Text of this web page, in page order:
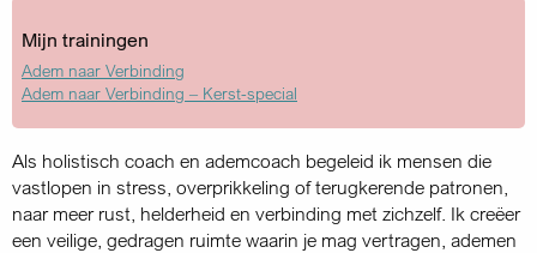
Mijn trainingen
Adem naar Verbinding
Adem naar Verbinding – Kerst-special
Als holistisch coach en ademcoach begeleid ik mensen die
vastlopen in stress, overprikkeling of terugkerende patronen,
naar meer rust, helderheid en verbinding met zichzelf. Ik creëer
een veilige, gedragen ruimte waarin je mag vertragen, ademen